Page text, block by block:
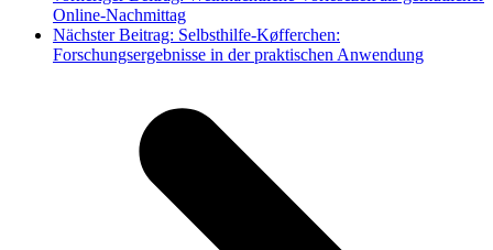
Online-Nachmittag
Nächster Beitrag: Selbsthilfe-Køfferchen:
Forschungsergebnisse in der praktischen Anwendung